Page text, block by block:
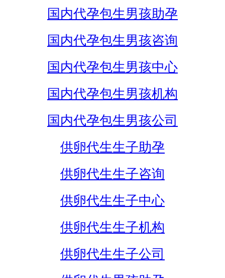
国内代孕包生男孩助孕
国内代孕包生男孩咨询
国内代孕包生男孩中心
国内代孕包生男孩机构
国内代孕包生男孩公司
供卵代生生子助孕
供卵代生生子咨询
供卵代生生子中心
供卵代生生子机构
供卵代生生子公司